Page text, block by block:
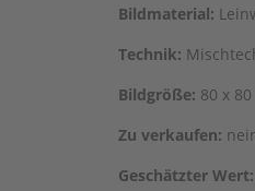
Bild­ma­te­ri­al:
Tech­nik:
Bild­grö­ße: 80 x 80
Zu ver­kau­fen:
Geschätz­ter Wert: